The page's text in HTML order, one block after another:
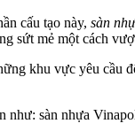
cấu tạo này, sàn
sứt mẻ một cách
khu vực yêu cầu
sàn nhựa